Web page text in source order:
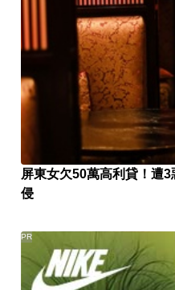
屏東女欠50萬高利貸！遭
侵
PR